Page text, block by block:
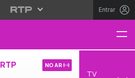
Entrar
NO AR
TV